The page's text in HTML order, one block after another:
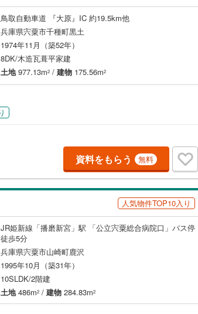
鳥取自動車道 『大原』IC 約19.5km他
兵庫県宍粟市千種町黒土
1974年11月（築52年）
8DK/木造瓦葺平家建
土地977.13m2 / 建物 175.56m2
資料をもらう 無料
人気物件TOP10入り
JR姫新線「播磨新宮」駅 「公立宍粟総合病院口」バス停
徒歩5分
兵庫県宍粟市山崎町鹿沢
1995年10月（築31年）
10SLDK/2階建
土地486m2 / 建物 284.83m2
ト
床下収納
住宅性能評価付き（0）
（0） IT重説可（0）